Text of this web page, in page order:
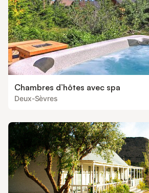
Chambres d’hôtes avec spa
Deux-Sèvres